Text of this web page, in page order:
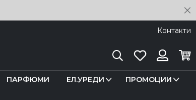
Контакти
ТърсенеЛюбими
ПАРФЮМИ ЕЛ.УРЕДИ ПРОМОЦИИ